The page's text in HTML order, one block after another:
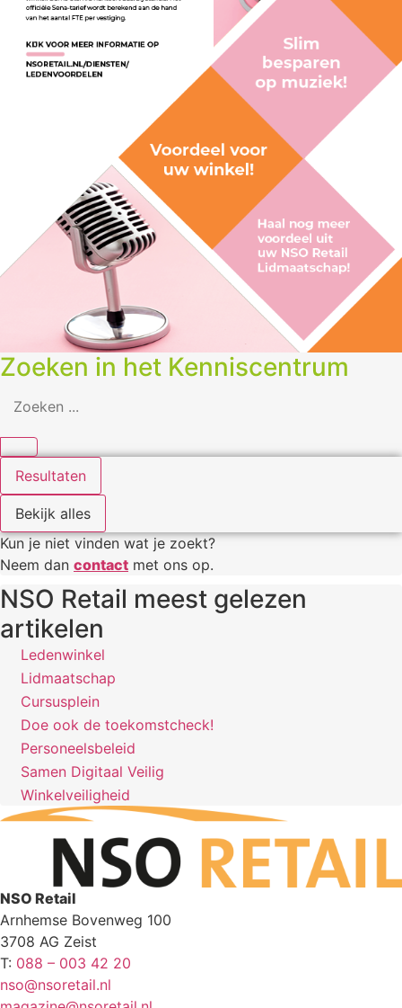
Zoeken in het Kenniscentrum
Resultaten
Bekijk alles
Kun je niet vinden wat je zoekt?
Neem dan contact met ons op.
NSO Retail meest gelezen
artikelen
Ledenwinkel
Lidmaatschap
Cursusplein
Doe ook de toekomstcheck!
Personeelsbeleid
Samen Digitaal Veilig
Winkelveiligheid
NSO Retail
Arnhemse Bovenweg 100
3708 AG Zeist
T: 088 – 003 42 20
nso@nsoretail.nl